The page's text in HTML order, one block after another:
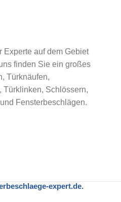
Experte auf dem Gebiet
finden Sie ein großes
Türknäufen,
Türklinken, Schlössern,
Fensterbeschlägen.
expert.de.